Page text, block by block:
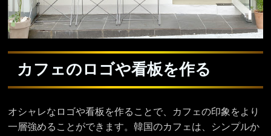
カフェのロゴや看板を作る
オシャレなロゴや看板を作ることで、カフェの印象をより
一層強めることができます。韓国のカフェは、シンプルか